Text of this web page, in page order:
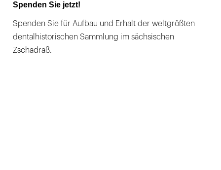
Spenden Sie jetzt!
Spenden Sie für Aufbau und Erhalt der weltgrößten
dentalhistorischen Sammlung im sächsischen
Zschadraß.